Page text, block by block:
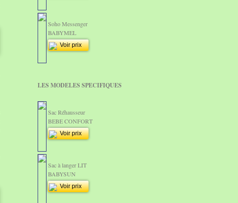
Soho Messenger
BABYMEL
Voir prix
LES MODELES SPECIFIQUES
Sac Réhausseur
BEBE CONFORT
Voir prix
Sac à langer LIT
BABYSUN
Voir prix